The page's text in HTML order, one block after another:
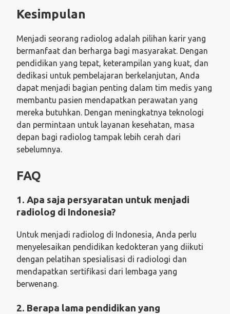
Kesimpulan
Menjadi seorang radiolog adalah pilihan karir yang
bermanfaat dan berharga bagi masyarakat. Dengan
pendidikan yang tepat, keterampilan yang kuat, dan
dedikasi untuk pembelajaran berkelanjutan, Anda
dapat menjadi bagian penting dalam tim medis yang
membantu pasien mendapatkan perawatan yang
mereka butuhkan. Dengan meningkatnya teknologi
dan permintaan untuk layanan kesehatan, masa
depan bagi radiolog tampak lebih cerah dari
sebelumnya.
FAQ
1. Apa saja persyaratan untuk menjadi
radiolog di Indonesia?
Untuk menjadi radiolog di Indonesia, Anda perlu
menyelesaikan pendidikan kedokteran yang diikuti
dengan pelatihan spesialisasi di radiologi dan
mendapatkan sertifikasi dari lembaga yang
berwenang.
2. Berapa lama pendidikan yang